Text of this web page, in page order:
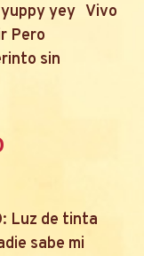
yuppy yey Vivo
Pero
sin
Luz de tinta
sabe mi